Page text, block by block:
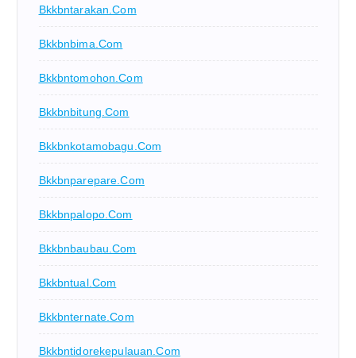
Bkkbntarakan.com
Bkkbnbima.com
Bkkbntomohon.com
Bkkbnbitung.com
Bkkbnkotamobagu.com
Bkkbnparepare.com
Bkkbnpalopo.com
Bkkbnbaubau.com
Bkkbntual.com
Bkkbnternate.com
Bkkbntidorekepulauan.com